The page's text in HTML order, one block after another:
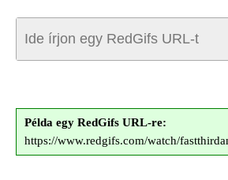
Példa egy RedGifs URL-re:
https://www.redgifs.com/watch/